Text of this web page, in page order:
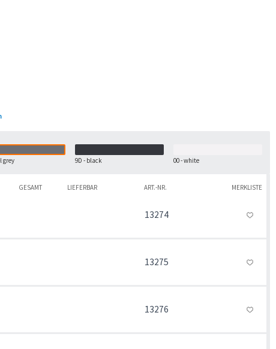
grey 9D - black 00 - white
GESAMT LIEFERBAR ART.-NR.
13274
MERKLISTE
13275
13276